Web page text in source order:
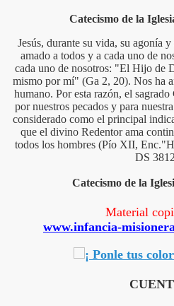
Catecismo de la
Jesús, durante su vida, su agonía
amado a todos y a cada uno de
cada uno de nosotros: "El Hijo de
mismo por mí" (Ga 2, 20). Nos ha
humano. Por esta razón, el sagrado
por nuestros pecados y para
considerado como el principal
que el divino Redentor ama
todos los hombres (Pío XII,
DS
Catecismo de la
Material
www.infancia-